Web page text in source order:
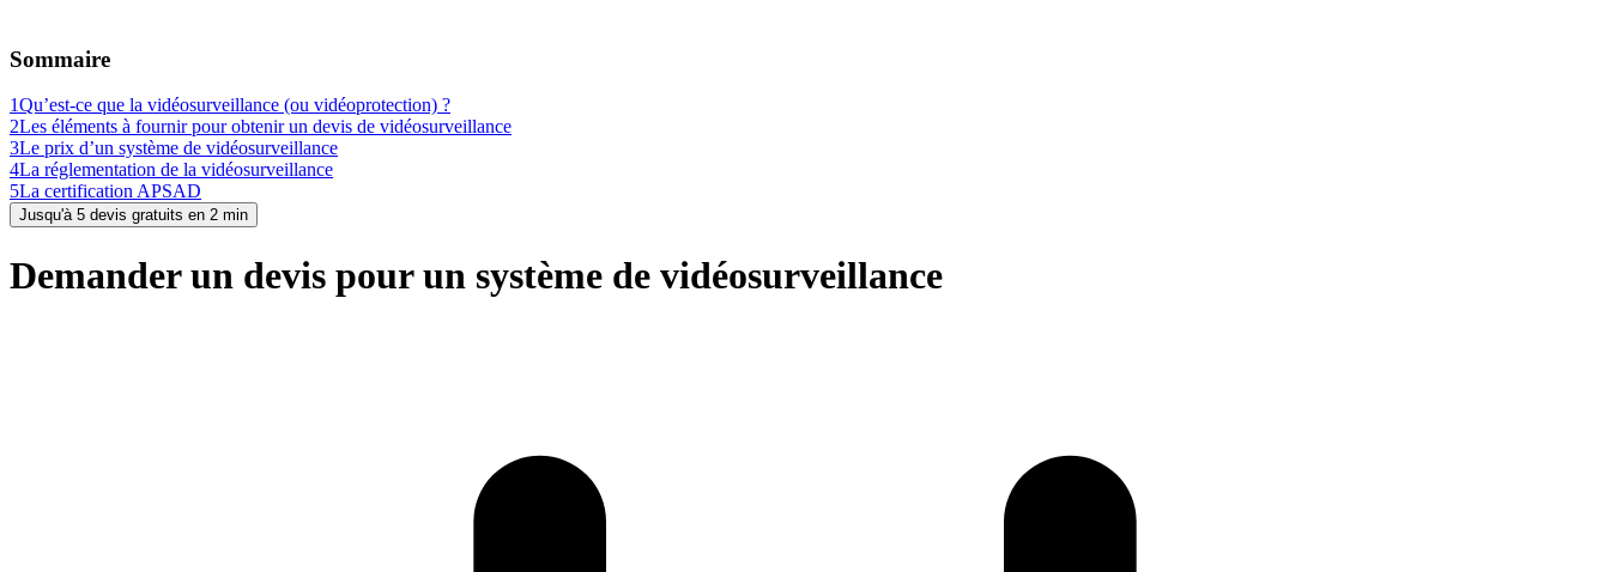
Sommaire
1Qu’est-ce que la vidéosurveillance (ou vidéoprotection) ?
2Les éléments à fournir pour obtenir un devis de vidéosurveillance
3Le prix d’un système de vidéosurveillance
4La réglementation de la vidéosurveillance
5La certification APSAD
Jusqu'à 5 devis gratuits en 2 min
Demander un devis pour un système de vidéosurveillance